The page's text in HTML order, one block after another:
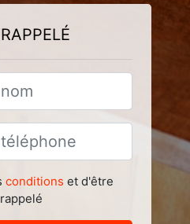
conditions et d'être
rappelé